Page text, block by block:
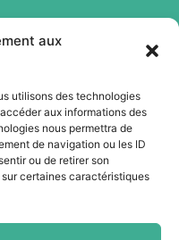
aux
utilisons des technologies
aux informations des
nous permettra de
de navigation ou les ID
ou de retirer son
certaines caractéristiques
newsletter